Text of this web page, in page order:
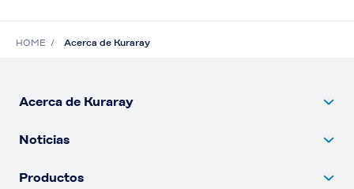
HOME Acerca de Kuraray
Acerca de Kuraray
Noticias
Productos